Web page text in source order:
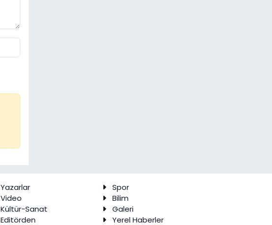
Yazarlar
Spor
Video
Bilim
Kültür-Sanat
Galeri
Editörden
Yerel Haberler